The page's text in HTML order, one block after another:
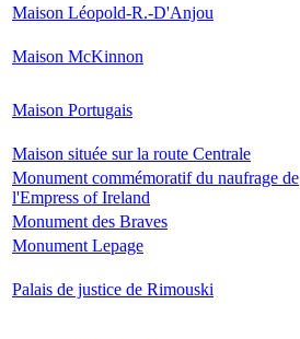
Maison Léopold-R.-D'Anjou
Maison McKinnon
Maison Portugais
Maison située sur la route Centrale
Monument commémoratif du naufrage de
l'Empress of Ireland
Monument des Braves
Monument Lepage
Palais de justice de Rimouski